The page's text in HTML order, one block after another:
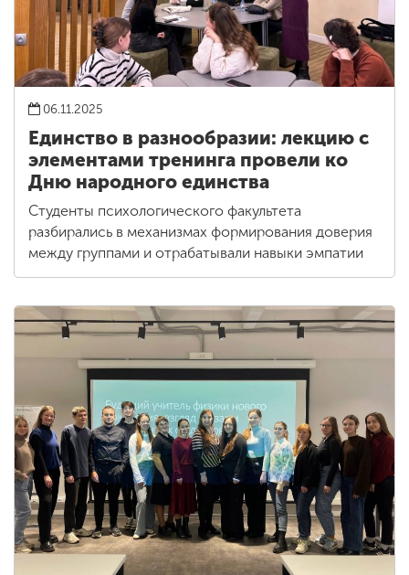
06.11.2025
Единство в разнообразии: лекцию с
элементами тренинга провели ко
Дню народного единства
Студенты психологического факультета
разбирались в механизмах формирования доверия
между группами и отрабатывали навыки эмпатии